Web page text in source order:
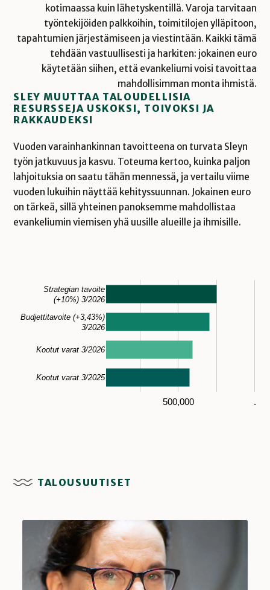
kotimaassa kuin lähetyskentillä. Varoja tarvitaan
työntekijöiden palkkoihin, toimitilojen ylläpitoon,
tapahtumien järjestämiseen ja viestintään. Kaikki tämä
tehdään vastuullisesti ja harkiten: jokainen euro
käytetään siihen, että evankeliumi voisi tavoittaa
mahdollisimman monta ihmistä.
SLEY MUUTTAA TALOUDELLISIA
RESURSSEJA USKOKSI, TOIVOKSI JA
RAKKAUDEKSI
Vuoden varainhankinnan tavoitteena on turvata Sleyn
työn jatkuvuus ja kasvu. Toteuma kertoo, kuinka paljon
lahjoituksia on saatu tähän mennessä, ja vertailu viime
vuoden lukuihin näyttää kehityssuunnan. Jokainen euro
on tärkeä, sillä yhteinen panoksemme mahdollistaa
evankeliumin viemisen yhä uusille alueille ja ihmisille.
500,000 .
Strategian tavoite
(+10%) 3/2026
Budjettitavoite (+3,43%)
3/2026
Kootut varat 3/2026
Kootut varat 3/2025
TALOUSUUTISET